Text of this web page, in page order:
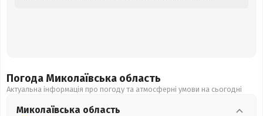
Погода Миколаївська область
Актуальна інформація про погоду та атмосферні умови на сьогодні
Миколаївська область